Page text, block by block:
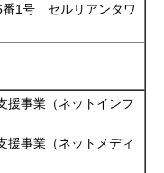
番1号 セルリアンタワ
援事業（ネットインフ
援事業（ネットメディ